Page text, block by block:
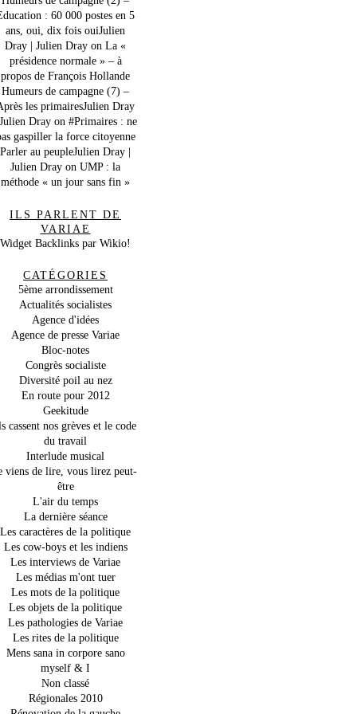
: 60 000 postes en 5
ans, oui, dix fois ouiJulien
Dray | Julien Dray on La «
présidence normale » – à
propos de François Hollande
Humeurs de campagne (7) –
les primairesJulien Dray
Dray on #Primaires : ne
gaspiller la force citoyenne
Parler au peupleJulien Dray |
Julien Dray on UMP : la
méthode « un jour sans fin »
ILS PARLENT DE
VARIAE
Widget Backlinks par Wikio!
CATÉGORIES
5ème arrondissement
Actualités socialistes
Agence d'idées
Agence de presse Variae
Bloc-notes
Congrès socialiste
Diversité poil au nez
En route pour 2012
Geekitude
cassent nos grèves et le code
du travail
Interlude musical
viens de lire, vous lirez peut-
être
L'air du temps
La dernière séance
Les caractères de la politique
Les cow-boys et les indiens
Les interviews de Variae
Les médias m'ont tuer
Les mots de la politique
Les objets de la politique
Les pathologies de Variae
Les rites de la politique
Mens sana in corpore sano
myself & I
Non classé
Régionales 2010